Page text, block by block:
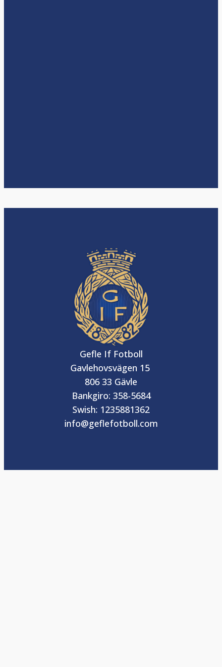
Gefle If Fotboll
Gavlehovsvägen 15
806 33 Gävle
Bankgiro: 358-5684
Swish: 1235881362
info@geflefotboll.com